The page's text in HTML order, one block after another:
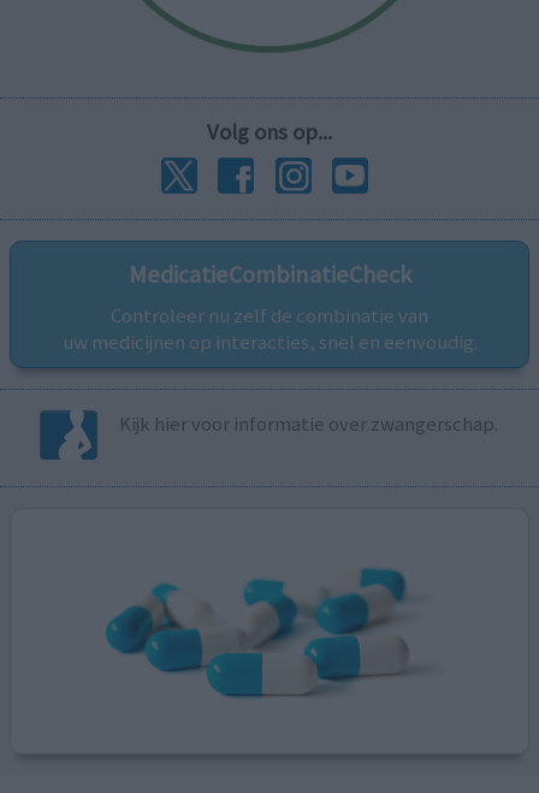
Volg ons op...
MedicatieCombinatieCheck
Controleer nu zelf de combinatie van
uw medicijnen op interacties, snel en eenvoudig.
Kijk hier voor informatie over zwangerschap.